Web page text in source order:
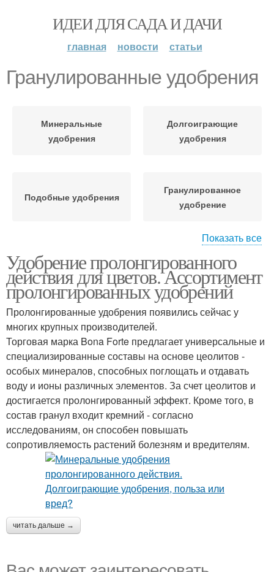
ИДЕИ ДЛЯ САДА И ДАЧИ
главная новости статьи
Гранулированные удобрения
Минеральные
удобрения
Долгоиграющие
удобрения
Подобные удобрения
Гранулированное
удобрение
Удобрение для цветов
удобрения
Удобрения для
комнатных цветов
форма
Показать все
Удобрение пролонгированного
действия для цветов. Ассортимент
пролонгированных удобрений
Пролонгированные удобрения появились сейчас у
многих крупных производителей.
Торговая марка Bona Forte предлагает универсальные и
специализированные составы на основе цеолитов -
особых минералов, способных поглощать и отдавать
воду и ионы различных элементов. За счет цеолитов и
достигается пролонгированный эффект. Кроме того, в
состав гранул входит кремний - согласно
исследованиям, он способен повышать
сопротивляемость растений болезням и вредителям.
читать дальше →